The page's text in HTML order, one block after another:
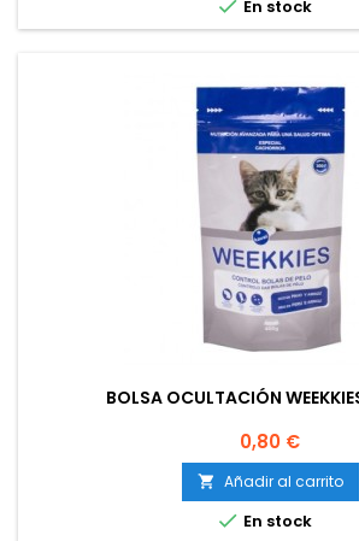
 En stock
BOLSA OCULTACIÓN
Precio
0,80 €
 Añadir al carrito
 En stock